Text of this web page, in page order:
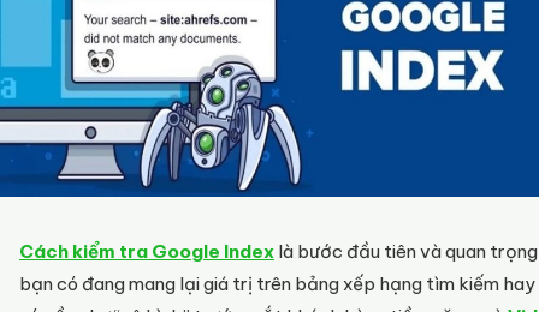
Cách kiểm tra Google Index là bước đầu tiên và quan
bạn có đang mang lại giá trị trên bảng xếp hạng tìm kiếm